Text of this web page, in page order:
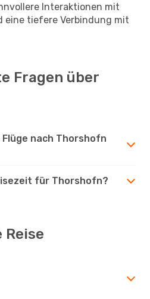
Interaktionen mit
eine tiefere Verbindung mit
Fragen über
nach Thorshofn
für Thorshofn?
Reise